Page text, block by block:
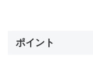
ポイント